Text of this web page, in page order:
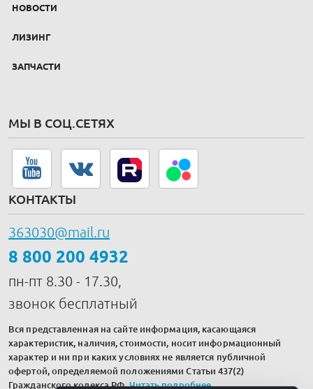
НОВОСТИ
ЛИЗИНГ
ЗАПЧАСТИ
МЫ В СОЦ.СЕТЯХ
КОНТАКТЫ
363030@mail.ru
8 800 200 4932
пн-пт 8.30 - 17.30,
звонок бесплатный
Вся представленная на сайте информация, касающаяся
характеристик, наличия, стоимости, носит информационный
характер и ни при каких условиях не является публичной
офертой, определяемой положениями Статьи 437(2)
Гражданского кодекса РФ.Читать подробнее.